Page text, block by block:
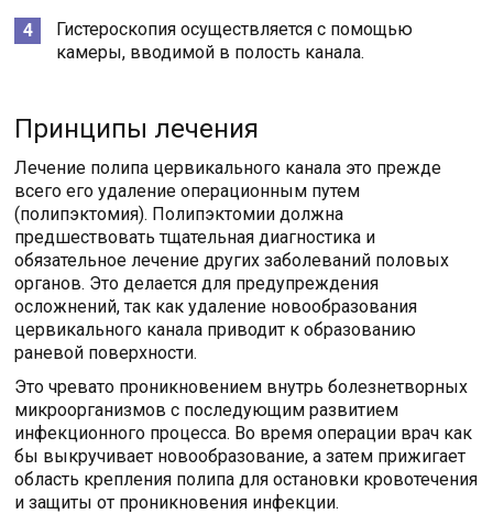
Гистероскопия осуществляется с помощью
камеры, вводимой в полость канала.
Принципы лечения
Лечение полипа цервикального канала это прежде
всего его удаление операционным путем
(полипэктомия). Полипэктомии должна
предшествовать тщательная диагностика и
обязательное лечение других заболеваний половых
органов. Это делается для предупреждения
осложнений, так как удаление новообразования
цервикального канала приводит к образованию
раневой поверхности.
Это чревато проникновением внутрь болезнетворных
микроорганизмов с последующим развитием
инфекционного процесса. Во время операции врач как
бы выкручивает новообразование, а затем прижигает
область крепления полипа для остановки кровотечения
и защиты от проникновения инфекции.